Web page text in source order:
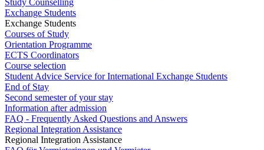
Study Counselling
Exchange Students
Exchange Students
Courses of Study
Orientation Programme
ECTS Coordinators
Course selection
Student Advice Service for International Exchange Students
End of Stay
Second semester of your stay
Information after admission
FAQ - Frequently Asked Questions and Answers
Regional Integration Assistance
Regional Integration Assistance